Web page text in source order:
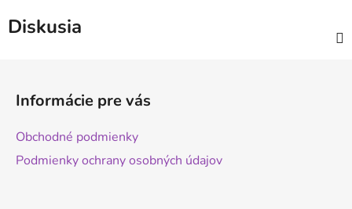
Diskusia
Informácie pre vás
Obchodné podmienky
Podmienky ochrany osobných údajov